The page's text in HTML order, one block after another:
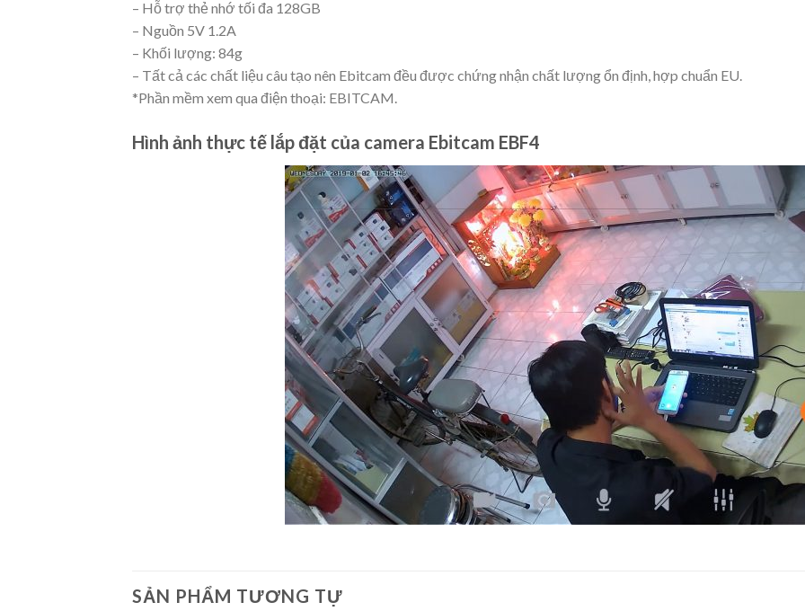
– Hỗ trợ thẻ nhớ tối đa 128GB
– Nguồn 5V 1.2A
– Khối lượng: 84g
– Tất cả các chất liệu câu tạo nên Ebitcam đều được chứng nhận chất lượng ổn định, hợp chuẩn EU.
*Phần mềm xem qua điện thoại: EBITCAM.
Hình ảnh thực tế lắp đặt của camera Ebitcam EBF4
SẢN PHẨM TƯƠNG TỰ